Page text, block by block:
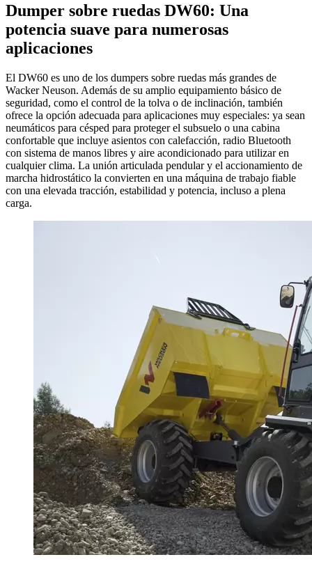
Dumper sobre ruedas DW60: Una
potencia suave para numerosas
aplicaciones
El DW60 es uno de los dumpers sobre ruedas más grandes de
Wacker Neuson. Además de su amplio equipamiento básico de
seguridad, como el control de la tolva o de inclinación, también
ofrece la opción adecuada para aplicaciones muy especiales: ya sean
neumáticos para césped para proteger el subsuelo o una cabina
confortable que incluye asientos con calefacción, radio Bluetooth
con sistema de manos libres y aire acondicionado para utilizar en
cualquier clima. La unión articulada pendular y el accionamiento de
marcha hidrostático la convierten en una máquina de trabajo fiable
con una elevada tracción, estabilidad y potencia, incluso a plena
carga.